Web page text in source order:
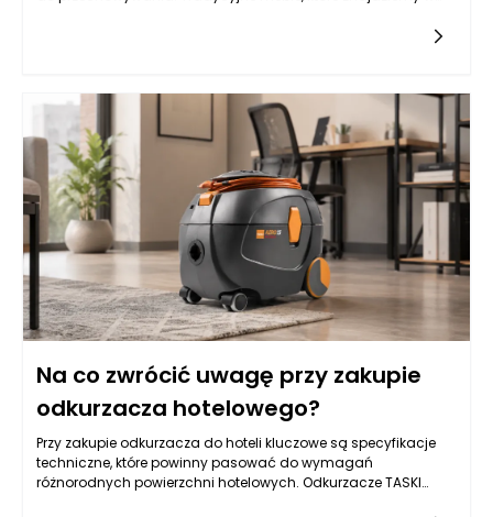
funkcjonalne. Meble na wymiar mogą być stworzone z myślą
o konkretnej przestrzeni, co sprawia, że możemy maksymalnie
wykorzystać każdy centymetr. Co więcej, dzięki elastyczności
w wyborze materiałów i wzorów, stworzone meble mogą
odzwierciedlać osobowość ich właściciela oraz
harmonizować z resztą wnętrza.
Na co zwrócić uwagę przy zakupie
odkurzacza hotelowego?
Przy zakupie odkurzacza do hoteli kluczowe są specyfikacje
techniczne, które powinny pasować do wymagań
różnorodnych powierzchni hotelowych. Odkurzacze TASKI